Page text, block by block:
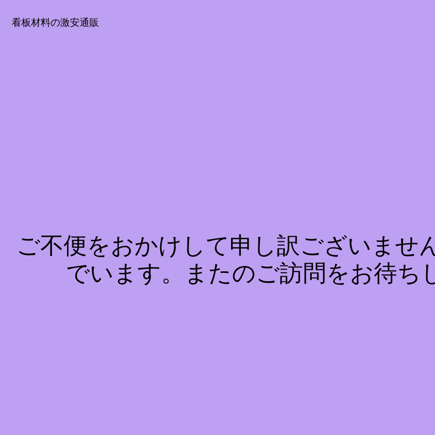
看板材料の激安通販
ご不便をおかけして申し訳ございませ
でいます。またのご訪問をお待ち